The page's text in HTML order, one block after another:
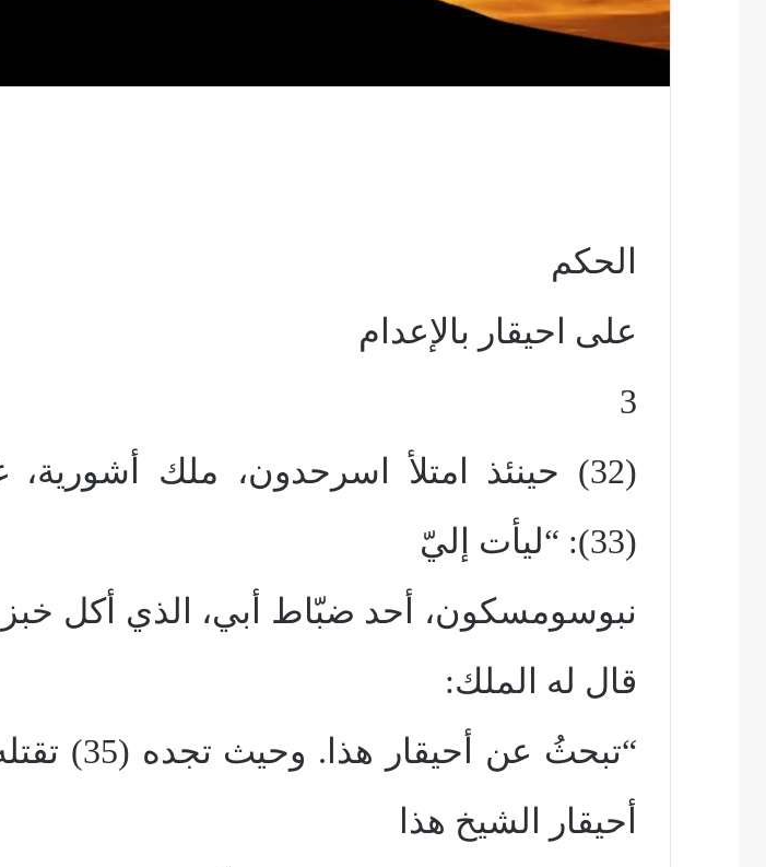
الحكم
على احيقار بالإعدام
3
(32) حينئذ امتلأ اسرحدون، ملك
(33): “ليأت إليّ
قال له الملك:
“تبحثُ عن
أحيقار الشيخ هذا